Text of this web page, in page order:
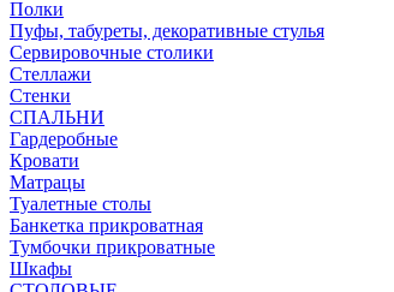
Полки
Пуфы, табуреты, декоративные стулья
Сервировочные столики
Стеллажи
Стенки
СПАЛЬНИ
Гардеробные
Кровати
Матрацы
Туалетные столы
Банкетка прикроватная
Тумбочки прикроватные
Шкафы